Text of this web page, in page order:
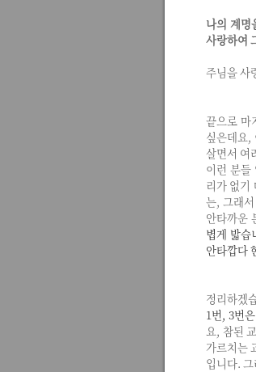
나의 계명
사랑하여
주님을 사
끝으로 마
싶은데요,
살면서 여
이런 분들
리가 없기
는, 그래
안타까운
볍게 밟습
안타깝다
정리하겠
1번, 3번
요, 참된
가르치는
입니다.